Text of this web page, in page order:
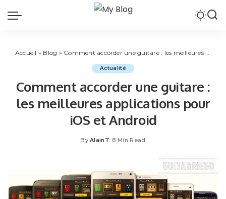
Accueil » Blog » Comment accorder une guitare : les meilleures applications pour iOS et Android
Actualité
Comment accorder une guitare :
les meilleures applications pour
iOS et Android
Posted
By AlainT 8 Min Read